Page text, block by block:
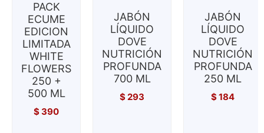
PACK
ECUME
EDICION
LIMITADA
WHITE
FLOWERS
250 +
500 ML
$ 390
JABÓN
LÍQUIDO
DOVE
NUTRICIÓN
PROFUNDA
700 ML
$293
JABÓN
LÍQUIDO
DOVE
NUTRICIÓN
PROFUNDA
250 ML
$184